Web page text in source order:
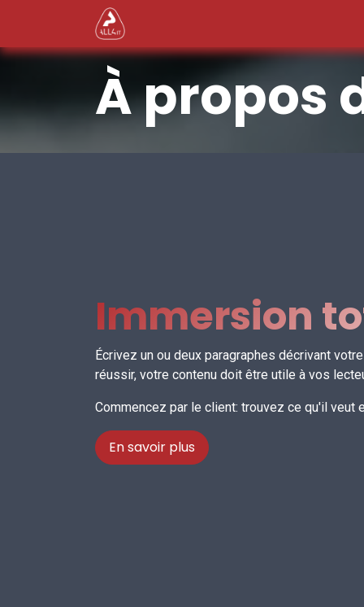
Se rendre au contenu
À propos
Immersion
Écrivez un ou deux paragraphes décrivant
réussir, votre contenu doit être utile à vos
Commencez par le client: trouvez ce qu'il veut
En savoir plus